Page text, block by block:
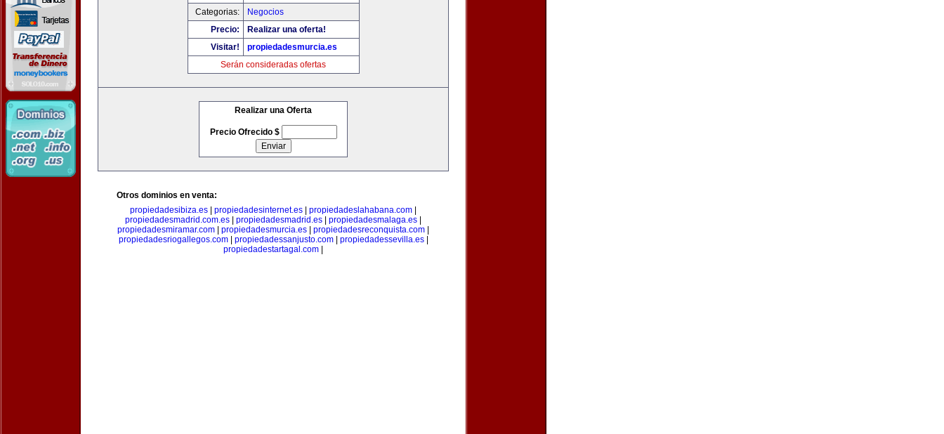
Categorias:
Negocios
Precio:
Realizar una oferta!
Visitar!
propiedadesmurcia.es
Serán consideradas ofertas
Realizar una Oferta
Precio Ofrecido $
Otros dominios en venta:
propiedadesibiza.es
propiedadesinternet.es propiedadeslahabana.com
propiedadesmadrid.com.es
propiedadesmadrid.es propiedadesmalaga.es
propiedadesmiramar.com
propiedadesmurcia.es propiedadesreconquista.com
propiedadesriogallegos.com| propiedadessanjusto.com| propiedadessevilla.es|
propiedadestartagal.com